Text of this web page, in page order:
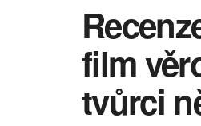
film
tvůrci